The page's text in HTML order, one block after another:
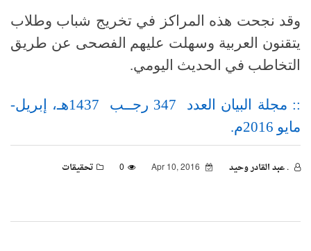
وقد نجحت هذه المراكز في تخريج شباب وطلاب
يتقنون العربية وسهلت عليهم الفصحى عن طريق
التخاطب في الحديث اليومي.
:: مجلة البيان العدد 347 رجــب 1437هـ، إبريل-
مايو 2016م.
. عبد القادر وحيد 0 تحقيقات